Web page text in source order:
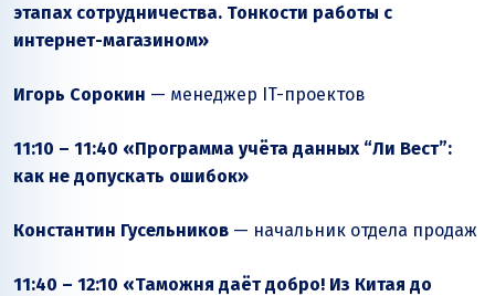
этапах сотрудничества. Тонкости работы с
интернет-магазином»
Игорь Сорокин — менеджер IT-проектов
11:10 – 11:40 «Программа учёта данных “Ли Вест”:
как не допускать ошибок»
Константин Гусельников — начальник отдела продаж
11:40 – 12:10 «Таможня даёт добро! Из Китая до